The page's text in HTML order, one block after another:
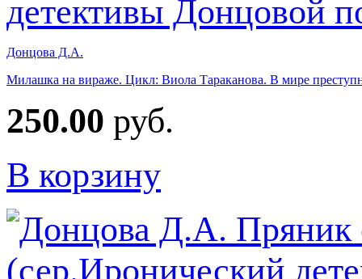
Донцова Д.А.
Милашка на вираже. Цикл: Виола Тараканова. В мире
250.00 руб.
В корзину